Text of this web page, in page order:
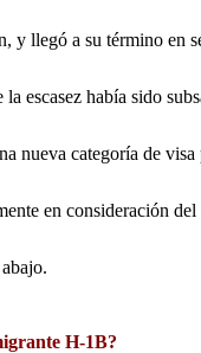
y llegó a su término en
escasez había sido
nueva categoría de visa
en consideración
H-1B?